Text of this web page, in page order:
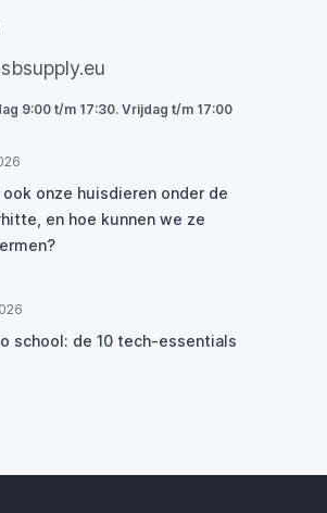
9:00 t/m 17:30. Vrijdag t/m 17:00
ook onze huisdieren onder de
en hoe kunnen we ze
school: de 10 tech-essentials